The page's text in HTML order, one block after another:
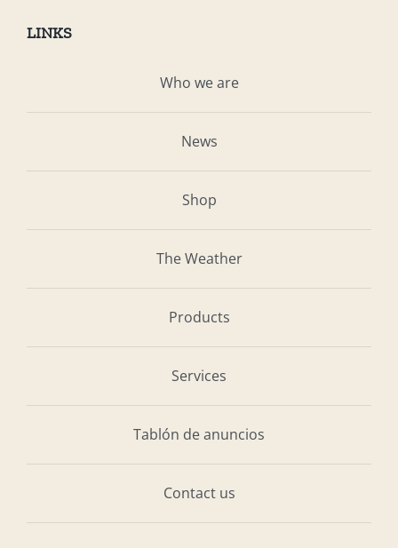
LINKS
Who we are
News
Shop
The Weather
Products
Services
Tablón de anuncios
Contact us